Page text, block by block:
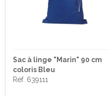
Sac à linge "Marin" 90 cm
coloris Bleu
Réf. 639111